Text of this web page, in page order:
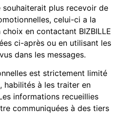
souhaiterait plus recevoir de
celui-ci a la
en contactant BIZBILLE
ci-après ou en utilisant les
dans les messages.
est strictement limité
habilités à les traiter en
informations recueillies
communiquées à des tiers